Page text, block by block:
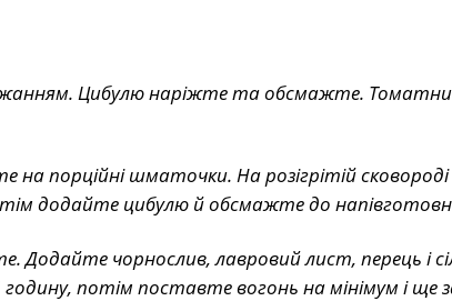
Цибулю наріжте та обсмажте. Томатний
порційні шматочки. На розігрітій сковороді
додайте цибулю й обсмажте до
чорнослив, лавровий лист, перець і
потім поставте вогонь на мінімум і ще